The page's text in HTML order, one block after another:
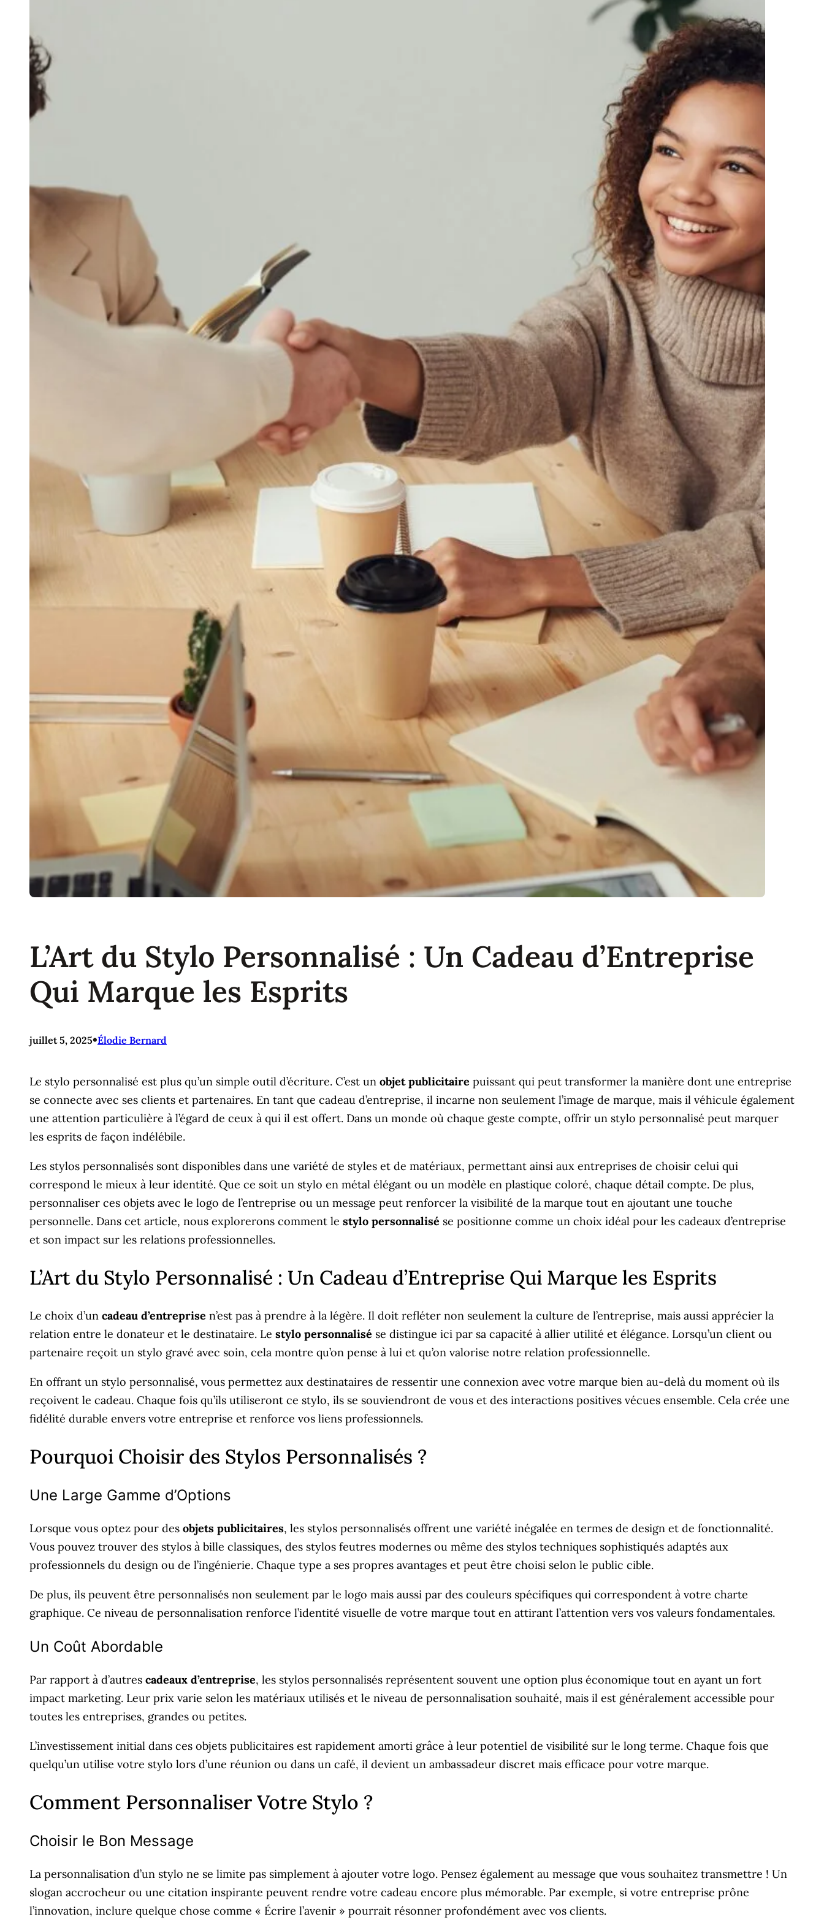
L’Art du Stylo Personnalisé : Un Cadeau d’Entreprise
Qui Marque les Esprits
juillet 5, 2025•Élodie Bernard
Le stylo personnalisé est plus qu’un simple outil d’écriture. C’est un objet publicitaire puissant qui peut transformer la manière dont une entreprise
se connecte avec ses clients et partenaires. En tant que cadeau d’entreprise, il incarne non seulement l’image de marque, mais il véhicule également
une attention particulière à l’égard de ceux à qui il est offert. Dans un monde où chaque geste compte, offrir un stylo personnalisé peut marquer
les esprits de façon indélébile.
Les stylos personnalisés sont disponibles dans une variété de styles et de matériaux, permettant ainsi aux entreprises de choisir celui qui
correspond le mieux à leur identité. Que ce soit un stylo en métal élégant ou un modèle en plastique coloré, chaque détail compte. De plus,
personnaliser ces objets avec le logo de l’entreprise ou un message peut renforcer la visibilité de la marque tout en ajoutant une touche
personnelle. Dans cet article, nous explorerons comment le stylo personnalisé se positionne comme un choix idéal pour les cadeaux d’entreprise
et son impact sur les relations professionnelles.
L’Art du Stylo Personnalisé : Un Cadeau d’Entreprise Qui Marque les Esprits
Le choix d’un cadeau d’entreprise n’est pas à prendre à la légère. Il doit refléter non seulement la culture de l’entreprise, mais aussi apprécier la
relation entre le donateur et le destinataire. Le stylo personnalisé se distingue ici par sa capacité à allier utilité et élégance. Lorsqu’un client ou
partenaire reçoit un stylo gravé avec soin, cela montre qu’on pense à lui et qu’on valorise notre relation professionnelle.
En offrant un stylo personnalisé, vous permettez aux destinataires de ressentir une connexion avec votre marque bien au-delà du moment où ils
reçoivent le cadeau. Chaque fois qu’ils utiliseront ce stylo, ils se souviendront de vous et des interactions positives vécues ensemble. Cela crée une
fidélité durable envers votre entreprise et renforce vos liens professionnels.
Pourquoi Choisir des Stylos Personnalisés ?
Une Large Gamme d’Options
Lorsque vous optez pour des objets publicitaires, les stylos personnalisés offrent une variété inégalée en termes de design et de fonctionnalité.
Vous pouvez trouver des stylos à bille classiques, des stylos feutres modernes ou même des stylos techniques sophistiqués adaptés aux
professionnels du design ou de l’ingénierie. Chaque type a ses propres avantages et peut être choisi selon le public cible.
De plus, ils peuvent être personnalisés non seulement par le logo mais aussi par des couleurs spécifiques qui correspondent à votre charte
graphique. Ce niveau de personnalisation renforce l’identité visuelle de votre marque tout en attirant l’attention vers vos valeurs fondamentales.
Un Coût Abordable
Par rapport à d’autres cadeaux d’entreprise, les stylos personnalisés représentent souvent une option plus économique tout en ayant un fort
impact marketing. Leur prix varie selon les matériaux utilisés et le niveau de personnalisation souhaité, mais il est généralement accessible pour
toutes les entreprises, grandes ou petites.
L’investissement initial dans ces objets publicitaires est rapidement amorti grâce à leur potentiel de visibilité sur le long terme. Chaque fois que
quelqu’un utilise votre stylo lors d’une réunion ou dans un café, il devient un ambassadeur discret mais efficace pour votre marque.
Comment Personnaliser Votre Stylo ?
Choisir le Bon Message
La personnalisation d’un stylo ne se limite pas simplement à ajouter votre logo. Pensez également au message que vous souhaitez transmettre ! Un
slogan accrocheur ou une citation inspirante peuvent rendre votre cadeau encore plus mémorable. Par exemple, si votre entreprise prône
l’innovation, inclure quelque chose comme « Écrire l’avenir » pourrait résonner profondément avec vos clients.